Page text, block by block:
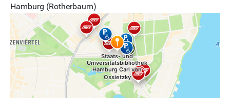
Hamburg (Rotherbaum)